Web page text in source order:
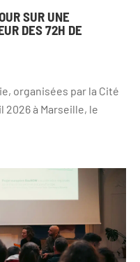
SUR UNE
DES 72H DE
organisées par la Cité
2026 à Marseille, le